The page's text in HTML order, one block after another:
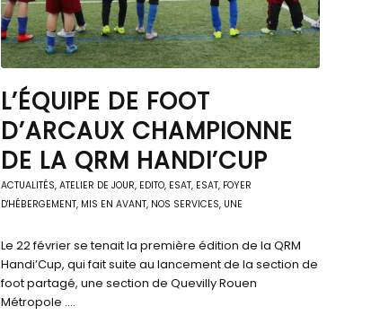
L’ÉQUIPE DE FOOT
D’ARCAUX CHAMPIONNE
DE LA QRM HANDI’CUP
ACTUALITÉS,ATELIER DE JOUR, EDITO, ESAT, ESAT, FOYER
D'HÉBERGEMENT, MIS EN AVANT, NOS SERVICES, UNE
Le 22 février se tenait la première édition de la QRM
Handi’Cup, qui fait suite au lancement de la section de
foot partagé, une section de Quevilly Rouen
Métropole .…